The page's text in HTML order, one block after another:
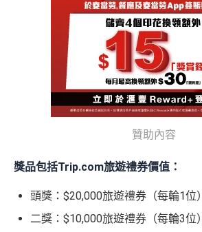
贊助內容
獎品包括Trip.com旅遊禮券價值：
頭獎：$20,000旅遊禮券（每輪1位）
二獎：$10,000旅遊禮券（每輪3位）